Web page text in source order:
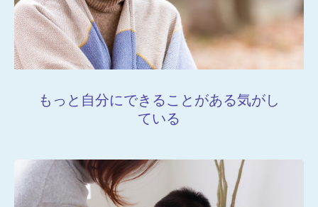
もっと自分にできることがある気がし
ている